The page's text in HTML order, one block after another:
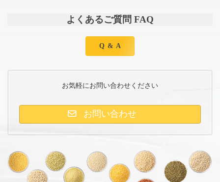
よくあるご質問 FAQ
Q & A
お気軽にお問い合わせください
お問い合わせ